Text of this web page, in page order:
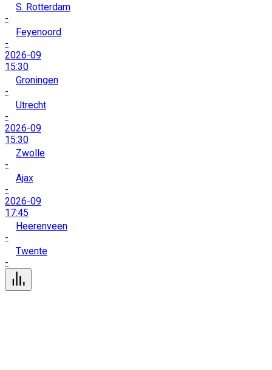
S. Rotterdam
-
Feyenoord
-
2026-09
15:30
Groningen
-
Utrecht
-
2026-09
15:30
Zwolle
-
Ajax
-
2026-09
17:45
Heerenveen
-
Twente
-